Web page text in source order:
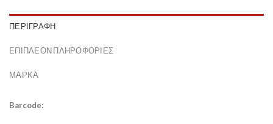
ΠΕΡΙΓΡΑΦΉ
ΕΠΙΠΛΈΟΝ ΠΛΗΡΟΦΟΡΊΕΣ
ΜΆΡΚΑ
Barcode: